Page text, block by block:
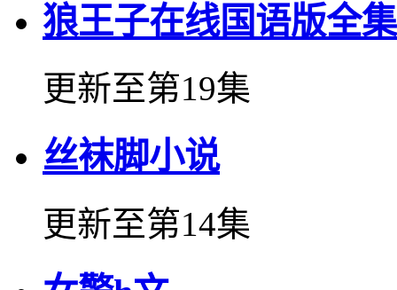
狼王子在线国语版全集
更新至第19集
丝袜脚小说
更新至第14集